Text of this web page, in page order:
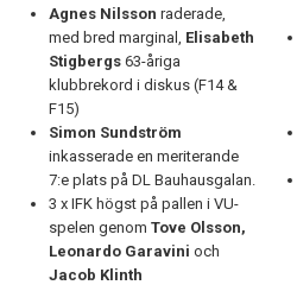
Agnes Nilsson raderade,
med bred marginal, Elisabeth
Stigbergs 63-åriga
klubbrekord i diskus (F14 &
F15)
Simon Sundström
inkasserade en meriterande
7:e plats på DL Bauhausgalan.
3 x IFK högst på pallen i VU-
spelen genom Tove Olsson,
Leonardo Garavini och
Jacob Klinth